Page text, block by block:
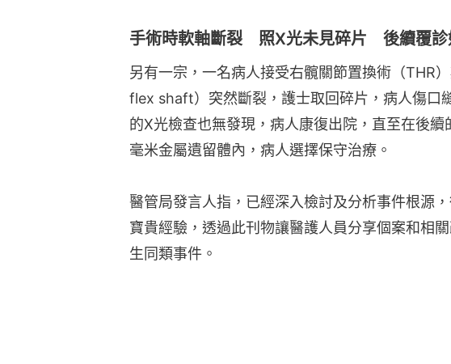
手術時軟軸斷裂 照X光未見碎片 後續覆診
另有一宗，一名病人接受右髖關節置換術（THR
flex shaft）突然斷裂，護士取回碎片，病人傷口
的X光檢查也無發現，病人康復出院，直至在後
毫米金屬遺留體內，病人選擇保守治療。
醫管局發言人指，已經深入檢討及分析事件根源
寶貴經驗，透過此刊物讓醫護人員分享個案和相
生同類事件。